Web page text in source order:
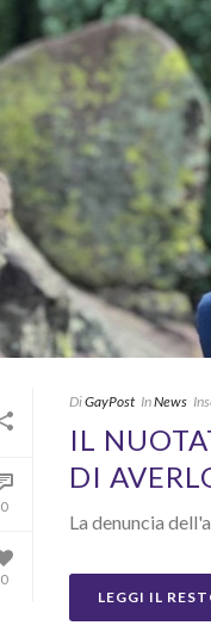
0
0
DiGayPost InNews
IL
DI
La denuncia
LEGGI IL